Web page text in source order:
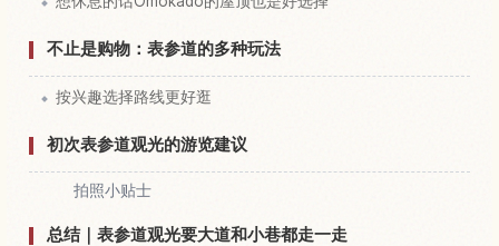
不止是购物：表参道的多种玩法
按兴趣选择路线更好逛
初次表参道观光的游览建议
拍照小贴士
总结｜表参道观光要大道和小巷都走一走